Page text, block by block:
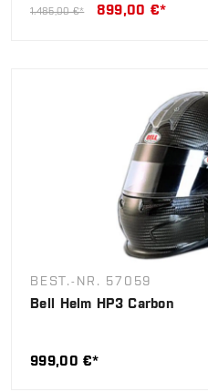
1.485,00 €* 899,00 €*
BEST.-NR. 57059
Bell Helm HP3 Carbon
999,00 €*